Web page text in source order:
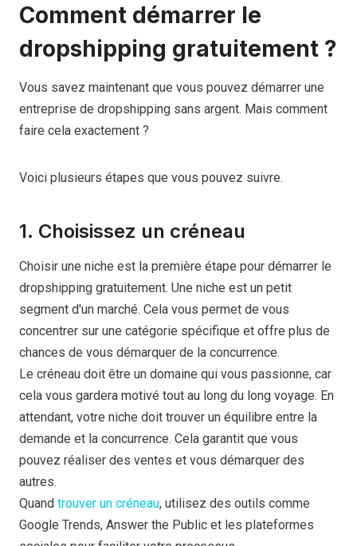
Comment démarrer le
dropshipping gratuitement ?
Vous savez maintenant que vous pouvez démarrer une
entreprise de dropshipping sans argent. Mais comment
faire cela exactement ?
Voici plusieurs étapes que vous pouvez suivre.
1. Choisissez un créneau
Choisir une niche est la première étape pour démarrer le
dropshipping gratuitement. Une niche est un petit
segment d'un marché. Cela vous permet de vous
concentrer sur une catégorie spécifique et offre plus de
chances de vous démarquer de la concurrence.
Le créneau doit être un domaine qui vous passionne, car
cela vous gardera motivé tout au long du long voyage. En
attendant, votre niche doit trouver un équilibre entre la
demande et la concurrence. Cela garantit que vous
pouvez réaliser des ventes et vous démarquer des
autres.
Quand trouver un créneau, utilisez des outils comme
Google Trends, Answer the Public et les plateformes